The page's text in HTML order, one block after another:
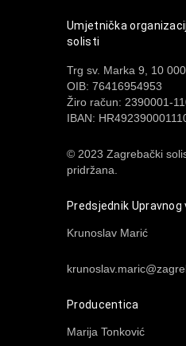
Umjetnička
solisti
Trg sv. Marka 9, 10
OIB: 76416954953
Žiro račun: 2390001-
IBAN:
© 2023 Zagrebački
pridržana.
Predsjednik Upravnog
Krunoslav Marić
Producentica
Marija Tonković